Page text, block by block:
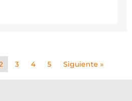
3 4 5 Siguiente »